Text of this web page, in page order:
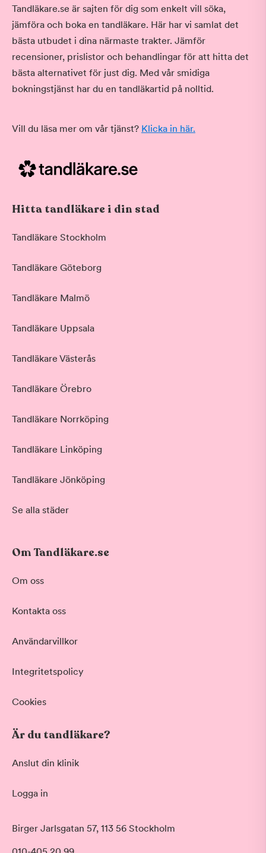
Tandläkare.se är sajten för dig som enkelt vill söka,
jämföra och boka en tandläkare. Här har vi samlat det
bästa utbudet i dina närmaste trakter. Jämför
recensioner, prislistor och behandlingar för att hitta det
bästa alternativet för just dig. Med vår smidiga
bokningstjänst har du en tandläkartid på nolltid.
Vill du läsa mer om vår tjänst? Klicka in här.
Hitta tandläkare i din stad
Tandläkare Stockholm
Tandläkare Göteborg
Tandläkare Malmö
Tandläkare Uppsala
Tandläkare Västerås
Tandläkare Örebro
Tandläkare Norrköping
Tandläkare Linköping
Tandläkare Jönköping
Se alla städer
Om Tandläkare.se
Om oss
Kontakta oss
Användarvillkor
Integritetspolicy
Cookies
Är du tandläkare?
Anslut din klinik
Logga in
Birger Jarlsgatan 57, 113 56 Stockholm